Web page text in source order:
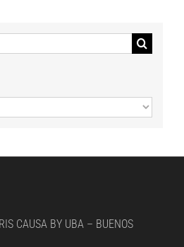
CAUSA BY UBA – BUENOS